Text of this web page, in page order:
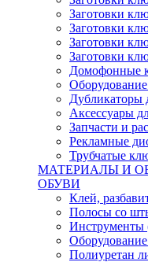
Заготовки
Заготовки
Заготовки
Заготовки
Домофонные
Дубликаторы
Аксессуары
Запчасти и
Рекламные
Трубчатые
МАТЕРИАЛЫ И
ОБУВИ
Клей,
Полосы со
Инструменты
Полиуретан